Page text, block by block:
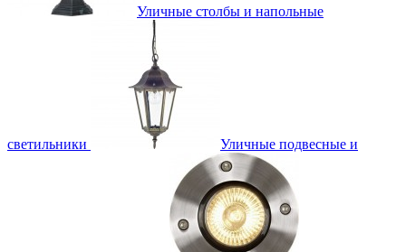
Уличные столбы и напольные
светильники Уличные подвесные и